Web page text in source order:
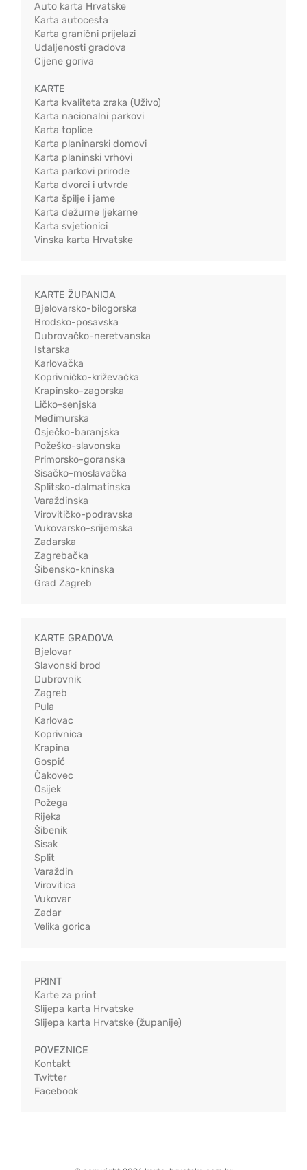
Auto karta Hrvatske
Karta autocesta
Karta granični prijelazi
Udaljenosti gradova
Cijene goriva
KARTE
Karta kvaliteta zraka (Uživo)
Karta nacionalni parkovi
Karta toplice
Karta planinarski domovi
Karta planinski vrhovi
Karta parkovi prirode
Karta dvorci i utvrde
Karta špilje i jame
Karta dežurne ljekarne
Karta svjetionici
Vinska karta Hrvatske
KARTE ŽUPANIJA
Bjelovarsko-bilogorska
Brodsko-posavska
Dubrovačko-neretvanska
Istarska
Karlovačka
Koprivničko-križevačka
Krapinsko-zagorska
Ličko-senjska
Međimurska
Osječko-baranjska
Požeško-slavonska
Primorsko-goranska
Sisačko-moslavačka
Splitsko-dalmatinska
Varaždinska
Virovitičko-podravska
Vukovarsko-srijemska
Zadarska
Zagrebačka
Šibensko-kninska
Grad Zagreb
KARTE GRADOVA
Bjelovar
Slavonski brod
Dubrovnik
Zagreb
Pula
Karlovac
Koprivnica
Krapina
Gospić
Čakovec
Osijek
Požega
Rijeka
Šibenik
Sisak
Split
Varaždin
Virovitica
Vukovar
Zadar
Velika gorica
PRINT
Karte za print
Slijepa karta Hrvatske
Slijepa karta Hrvatske (županije)
POVEZNICE
Kontakt
Twitter
Facebook